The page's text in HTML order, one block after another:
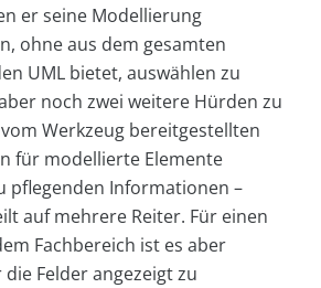
er seine Modellierung
ohne aus dem gesamten
UML bietet, auswählen zu
noch zwei weitere Hürden zu
Werkzeug bereitgestellten
für modellierte Elemente
pflegenden Informationen –
auf mehrere Reiter. Für einen
Fachbereich ist es aber
Felder angezeigt zu